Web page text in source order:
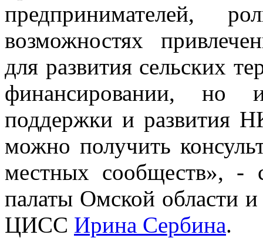
предпринимателей,
возможностях
для развития сельских
финансировании, но
поддержки и развития
можно получить
местных сообществ», -
палаты Омской области
ЦИСС Ирина Сербина.